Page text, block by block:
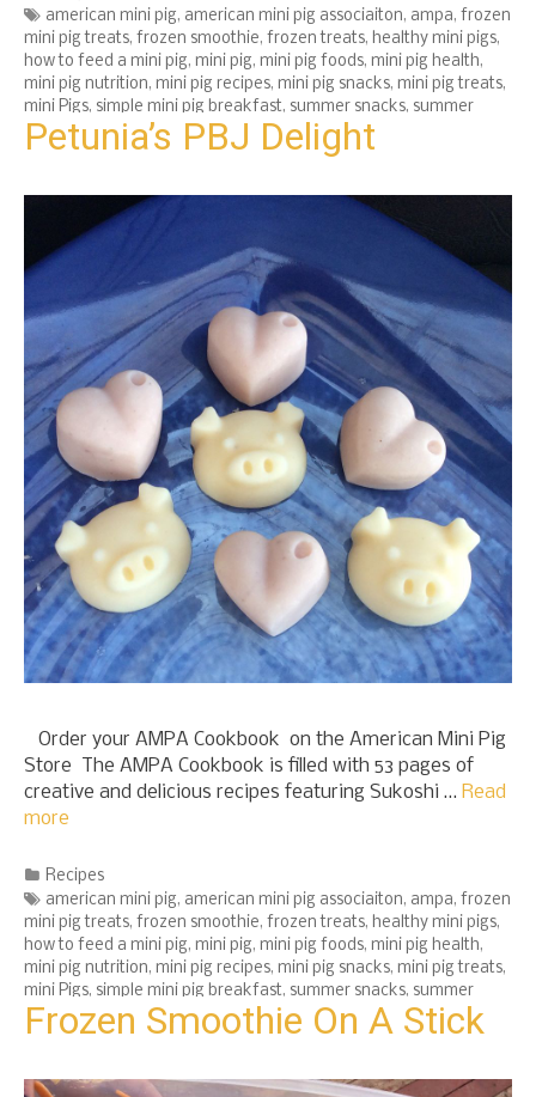
Tags
american mini pig, american mini pig associaiton, ampa, frozen
mini pig treats, frozen smoothie, frozen treats, healthy mini pigs,
how to feed a mini pig, mini pig, mini pig foods, mini pig health,
mini pig nutrition, mini pig recipes, mini pig snacks, mini pig treats,
mini Pigs, simple mini pig breakfast, summer snacks, summer
treats
Petunia’s PBJ Delight
Order your AMPA Cookbook on the American Mini Pig
Store The AMPA Cookbook is filled with 53 pages of
creative and delicious recipes featuring Sukoshi … Read
more
Categories
Recipes
Tags
american mini pig, american mini pig associaiton, ampa, frozen
mini pig treats, frozen smoothie, frozen treats, healthy mini pigs,
how to feed a mini pig, mini pig, mini pig foods, mini pig health,
mini pig nutrition, mini pig recipes, mini pig snacks, mini pig treats,
mini Pigs, simple mini pig breakfast, summer snacks, summer
treats
Frozen Smoothie On A Stick